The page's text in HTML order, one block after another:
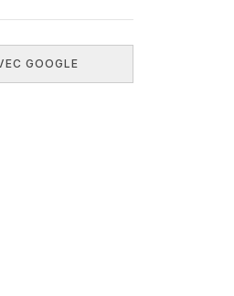
GOOGLE